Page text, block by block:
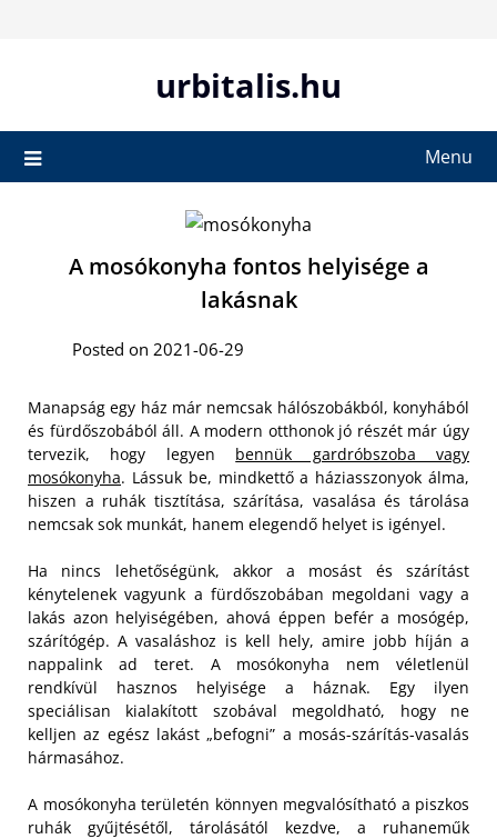
urbitalis.hu
Menu
A mosókonyha fontos helyisége a
lakásnak
Posted on 2021-06-29
Manapság egy ház már nemcsak hálószobákból, konyhából
és fürdőszobából áll. A modern otthonok jó részét már úgy
tervezik, hogy legyen bennük gardróbszoba vagy
mosókonyha. Lássuk be, mindkettő a háziasszonyok álma,
hiszen a ruhák tisztítása, szárítása, vasalása és tárolása
nemcsak sok munkát, hanem elegendő helyet is igényel.
Ha nincs lehetőségünk, akkor a mosást és szárítást
kénytelenek vagyunk a fürdőszobában megoldani vagy a
lakás azon helyiségében, ahová éppen befér a mosógép,
szárítógép. A vasaláshoz is kell hely, amire jobb híján a
nappalink ad teret. A mosókonyha nem véletlenül
rendkívül hasznos helyisége a háznak. Egy ilyen
speciálisan kialakított szobával megoldható, hogy ne
kelljen az egész lakást „befogni” a mosás-szárítás-vasalás
hármasához.
A mosókonyha területén könnyen megvalósítható a piszkos
ruhák gyűjtésétől, tárolásától kezdve, a ruhaneműk